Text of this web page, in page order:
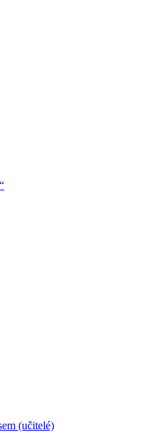
(učitelé)